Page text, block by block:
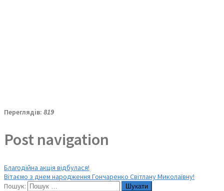
Переглядів: 819
Post navigation
Благодійна акція відбулася!
Вітаємо з днем народження Гончаренко Світлану Миколаївну!
Пошук: